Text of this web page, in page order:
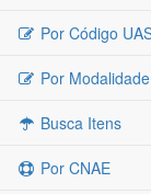
Por Código
Por Modalidade
Busca Itens
Por CNAE